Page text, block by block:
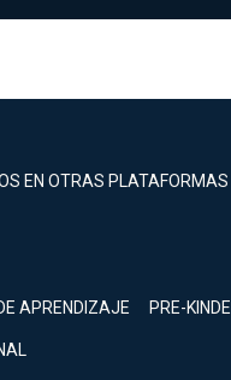
EN OTRAS PLATAFORMAS
APRENDIZAJE PRE-